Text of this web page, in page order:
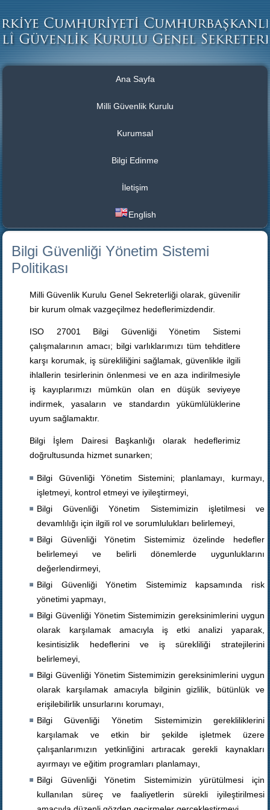
Ana Sayfa
Milli Güvenlik Kurulu
Kurumsal
Bilgi Edinme
İletişim
English
Bilgi Güvenliği Yönetim Sistemi
Politikası
Milli Güvenlik Kurulu Genel Sekreterliği olarak, güvenilir
bir kurum olmak vazgeçilmez hedeflerimizdendir.
ISO 27001 Bilgi Güvenliği Yönetim Sistemi
çalışmalarının amacı; bilgi varlıklarımızı tüm tehditlere
karşı korumak, iş sürekliliğini sağlamak, güvenlikle ilgili
ihlallerin tesirlerinin önlenmesi ve en aza indirilmesiyle
iş kayıplarımızı mümkün olan en düşük seviyeye
indirmek, yasaların ve standardın yükümlülüklerine
uyum sağlamaktır.
Bilgi İşlem Dairesi Başkanlığı olarak hedeflerimiz
doğrultusunda hizmet sunarken;
Bilgi Güvenliği Yönetim Sistemini; planlamayı, kurmayı,
işletmeyi, kontrol etmeyi ve iyileştirmeyi,
Bilgi Güvenliği Yönetim Sistemimizin işletilmesi ve
devamlılığı için ilgili rol ve sorumlulukları belirlemeyi,
Bilgi Güvenliği Yönetim Sistemimiz özelinde hedefler
belirlemeyi ve belirli dönemlerde uygunluklarını
değerlendirmeyi,
Bilgi Güvenliği Yönetim Sistemimiz kapsamında risk
yönetimi yapmayı,
Bilgi Güvenliği Yönetim Sistemimizin gereksinimlerini uygun
olarak karşılamak amacıyla iş etki analizi yaparak,
kesintisizlik hedeflerini ve iş sürekliliği stratejilerini
belirlemeyi,
Bilgi Güvenliği Yönetim Sistemimizin gereksinimlerini uygun
olarak karşılamak amacıyla bilginin gizlilik, bütünlük ve
erişilebilirlik unsurlarını korumayı,
Bilgi Güvenliği Yönetim Sistemimizin gerekliliklerini
karşılamak ve etkin bir şekilde işletmek üzere
çalışanlarımızın yetkinliğini artıracak gerekli kaynakları
ayırmayı ve eğitim programları planlamayı,
Bilgi Güvenliği Yönetim Sistemimizin yürütülmesi için
kullanılan süreç ve faaliyetlerin sürekli iyileştirilmesi